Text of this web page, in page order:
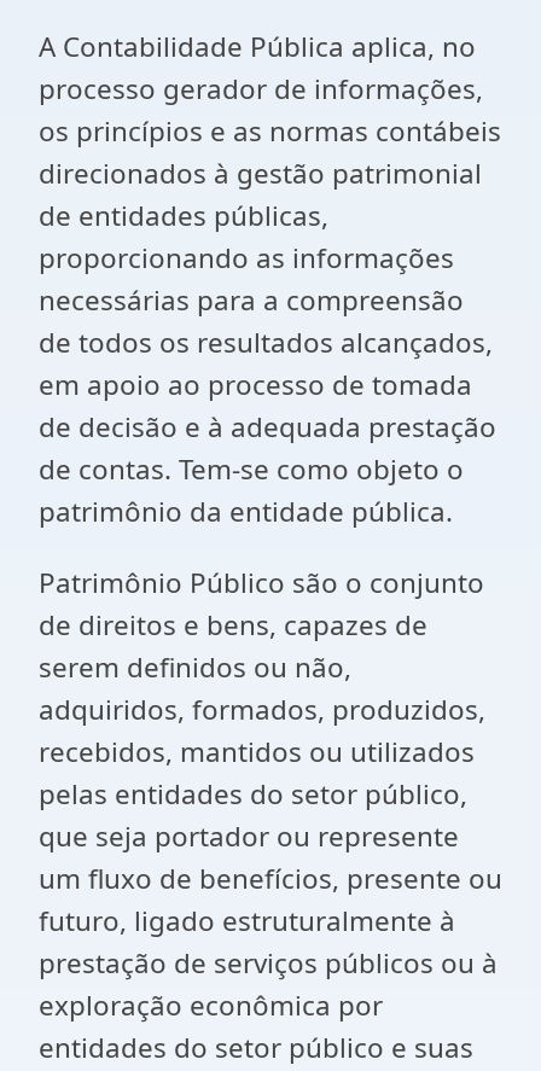
A Contabilidade Pública aplica, no
processo gerador de informações,
os princípios e as normas contábeis
direcionados à gestão patrimonial
de entidades públicas,
proporcionando as informações
necessárias para a compreensão
de todos os resultados alcançados,
em apoio ao processo de tomada
de decisão e à adequada prestação
de contas. Tem-se como objeto o
patrimônio da entidade pública.
Patrimônio Público são o conjunto
de direitos e bens, capazes de
serem definidos ou não,
adquiridos, formados, produzidos,
recebidos, mantidos ou utilizados
pelas entidades do setor público,
que seja portador ou represente
um fluxo de benefícios, presente ou
futuro, ligado estruturalmente à
prestação de serviços públicos ou à
exploração econômica por
entidades do setor público e suas